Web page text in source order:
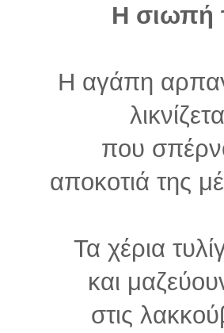
Η σιωπή
Η αγάπη
που
αποκοτιά της
Τα χέρια
και
στις